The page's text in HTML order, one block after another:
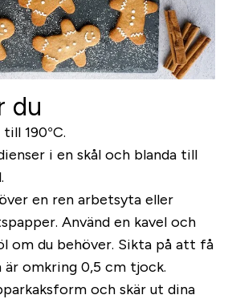
du
190°C.
i en skål och blanda till
en ren arbetsyta eller
Använd en kavel och
om du behöver. Sikta på att få
omkring 0,5 cm tjock.
och skär ut dina